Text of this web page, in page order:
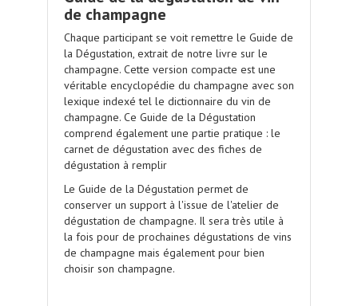
de champagne
Chaque participant se voit remettre le Guide de
la Dégustation, extrait de notre livre sur le
champagne. Cette version compacte est une
véritable encyclopédie du champagne avec son
lexique indexé tel le dictionnaire du vin de
champagne. Ce Guide de la Dégustation
comprend également une partie pratique : le
carnet de dégustation avec des fiches de
dégustation à remplir
Le Guide de la Dégustation permet de
conserver un support à l'issue de l'atelier de
dégustation de champagne. Il sera très utile à
la fois pour de prochaines dégustations de vins
de champagne mais également pour bien
choisir son champagne.